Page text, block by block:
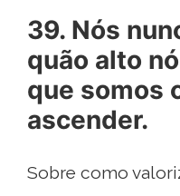
39. Nós
quão alto
que somos
ascender.
Sobre como